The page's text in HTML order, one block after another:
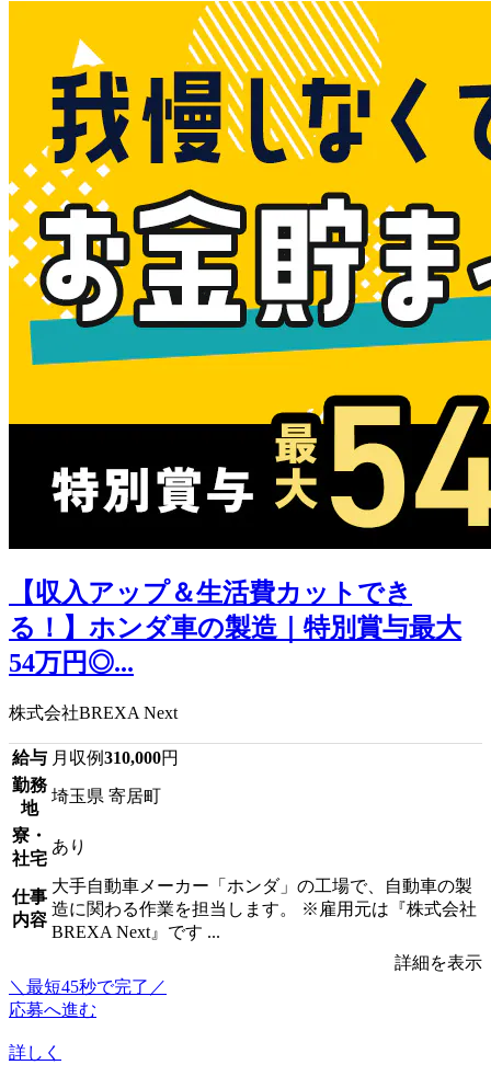
【収入アップ＆生活費カットでき
る！】ホンダ車の製造｜特別賞与最大
54万円◎...
株式会社BREXA Next
給与 月収例310,000円
勤務
地
埼玉県 寄居町
寮・
社宅
あり
仕事
内容
大手自動車メーカー「ホンダ」の工場で、自動車の製
造に関わる作業を担当します。 ※雇用元は『株式会社
BREXA Next』です ...
詳細を表示
＼最短45秒で完了／
応募へ進む
詳しく